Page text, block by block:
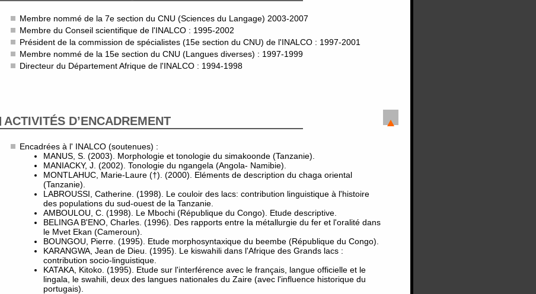
Membre nommé de la 7e section du CNU (Sciences du Langage) 2003-2007
Membre du Conseil scientifique de l'INALCO : 1995-2002
Président de la commission de spécialistes (15e section du CNU) de l'INALCO : 1997-2001
Membre nommé de la 15e section du CNU (Langues diverses) : 1997-1999
Directeur du Département Afrique de l'INALCO : 1994-1998
ACTIVITÉS D’ENCADREMENT
Encadrées à l' INALCO (soutenues) :
MANUS, S. (2003). Morphologie et tonologie du simakoonde (Tanzanie).
MANIACKY, J. (2002). Tonologie du ngangela (Angola- Namibie).
MONTLAHUC, Marie-Laure (†). (2000). Eléments de description du chaga oriental
(Tanzanie).
LABROUSSI, Catherine. (1998). Le couloir des lacs: contribution linguistique à l'histoire
des populations du sud-ouest de la Tanzanie.
AMBOULOU, C. (1998). Le Mbochi (République du Congo). Etude descriptive.
BELINGA B'ENO, Charles. (1996). Des rapports entre la métallurgie du fer et l'oralité dans
le Mvet Ekan (Cameroun).
BOUNGOU, Pierre. (1995). Etude morphosyntaxique du beembe (République du Congo).
KARANGWA, Jean de Dieu. (1995). Le kiswahili dans l'Afrique des Grands lacs :
contribution socio-linguistique.
KATAKA, Kitoko. (1995). Etude sur l'interférence avec le français, langue officielle et le
lingala, le swahili, deux des langues nationales du Zaire (avec l'influence historique du
portugais).